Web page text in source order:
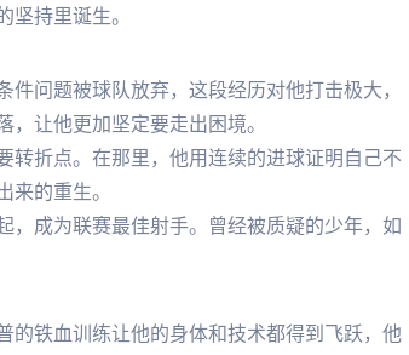
持里诞生。
问题被球队放弃，这段经历对他打击极大，
让他更加坚定要走出困境。
转折点。在那里，他用连续的进球证明自己不
的重生。
，成为联赛最佳射手。曾经被质疑的少年，如
的铁血训练让他的身体和技术都得到飞跃，他